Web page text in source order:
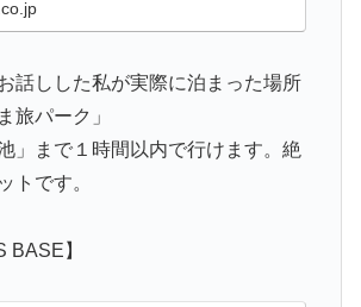
話しした私が実際に泊まった場所
旅パーク」
」まで１時間以内で行けます。絶
トです。
BASE】